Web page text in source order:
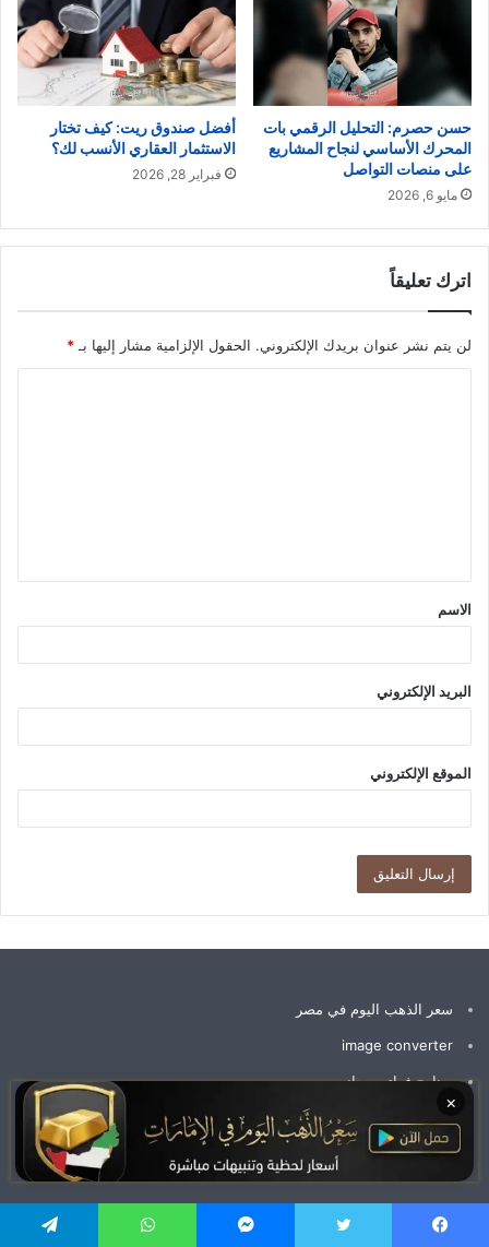
×
حسن حصرم: التحليل الرقمي بات
المحرك الأساسي لنجاح المشاريع
على منصات التواصل
مايو 6, 2026
أفضل صندوق ريت: كيف تختار
الاستثمار العقاري الأنسب لك؟
فبراير 28, 2026
اترك تعليقاً
لن يتم نشر عنوان بريدك الإلكتروني. الحقول الإلزامية مشار إليها بـ *
ق
*
الاسم
البريد الإلكتروني
الموقع الإلكتروني
سعر الذهب اليوم في مصر
image converter
برنامج فواتير مجاني
سعر جرام الذهب عيار 21 سعر الذهب اليوم
وظائف الإمارات اليوم